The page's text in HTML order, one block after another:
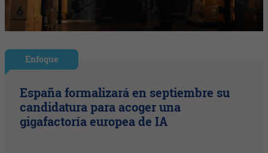
Enfoque
España formalizará en septiembre su
candidatura para acoger una
gigafactoría europea de IA